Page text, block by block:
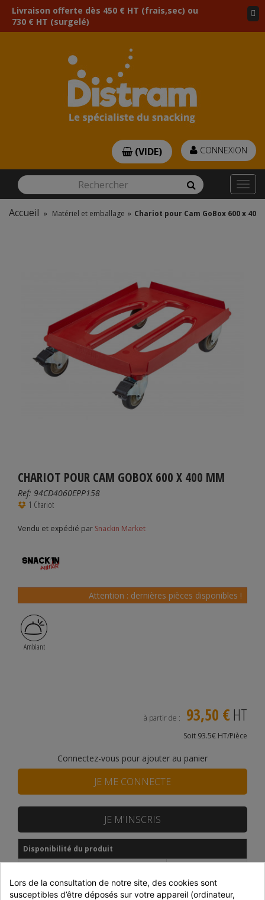
Livraison offerte dès 450 € HT (frais,sec) ou
730 € HT (surgelé)
Rechercher Rechercher
CONNEXION
(VIDE)
Accueil » Matériel et emballage » Chariot pour Cam GoBox 600 x 400
CHARIOT POUR CAM GOBOX 600 X 400 MM
Ref: 94CD4060EPP158
1 Chariot
Vendu et expédié par Snackin Market
Attention : dernières pièces disponibles !
Ambiant
à partir de : 93,50 € HT
Soit 93.5€ HT/Pièce
Connectez-vous pour ajouter au panier
JE ME CONNECTE
JE M'INSCRIS
Disponibilité du produit
SNACKIN MARKET
En stock
Lors de la consultation de notre site, des cookies sont
susceptibles d’être déposés sur votre appareil (ordinateur,